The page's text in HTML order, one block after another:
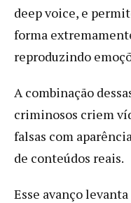
deep voice, e
forma
reproduzindo
A combinação
criminosos criem
falsas com
de conteúdos reais.
Esse avanço levanta